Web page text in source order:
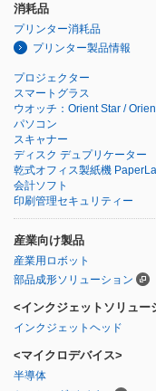
消耗品
プリンター消耗品
プリンター製品情報
プロジェクター
スマートグラス
ウオッチ：Orient Star /
パソコン
スキャナー
ディスク デュプリケーター
乾式オフィス製紙機
会計ソフト
印刷管理セキュリティー
産業向け製品
産業用ロボット
部品成形ソリューション
<インクジェットソリュー
インクジェットヘッド
<マイクロデバイス>
半導体